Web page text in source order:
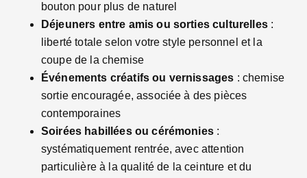
bouton pour plus de naturel
Déjeuners entre amis ou sorties culturelles:
liberté totale selon votre style personnel et la
coupe de la chemise
Événements créatifs ou vernissages : chemise
sortie encouragée, associée à des pièces
contemporaines
Soirées habillées ou cérémonies:
systématiquement rentrée, avec attention
particulière à la qualité de la ceinture et du